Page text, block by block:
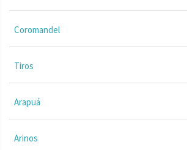
Coromandel
Tiros
Arapuá
Arinos